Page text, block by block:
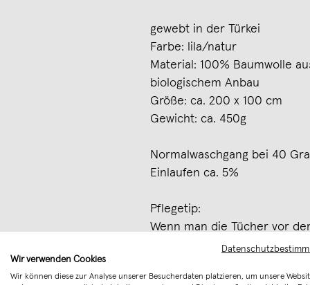
gewebt in der Türkei
Farbe: lila/natur
Material: 100% Baumwolle
biologischem Anbau
Größe: ca. 200 x 100 cm
Gewicht: ca. 450g
Normalwaschgang bei 40
Einlaufen ca. 5%
Pflegetip:
Wenn man die Tücher vor
kaltes Wasser einweicht,
Wir verwenden Cookies
Wir können diese zur Analyse unserer Besucherdaten platzieren, um unsere